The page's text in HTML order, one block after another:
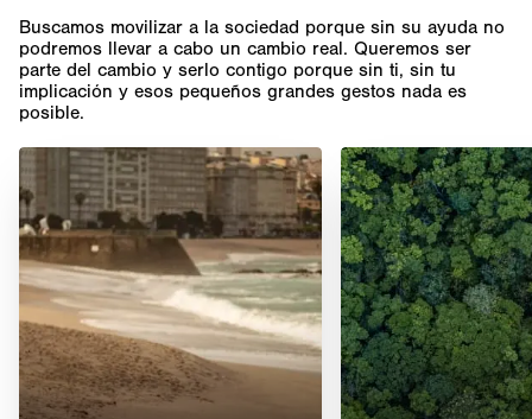
Buscamos movilizar a la sociedad porque sin su ayuda no
podremos llevar a cabo un cambio real. Queremos ser
parte del cambio y serlo contigo porque sin ti, sin tu
implicación y esos pequeños grandes gestos nada es
posible.